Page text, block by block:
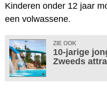
Kinderen onder 12 jaar
een volwassene.
ZIE OOK
10-jarige
Zweeds